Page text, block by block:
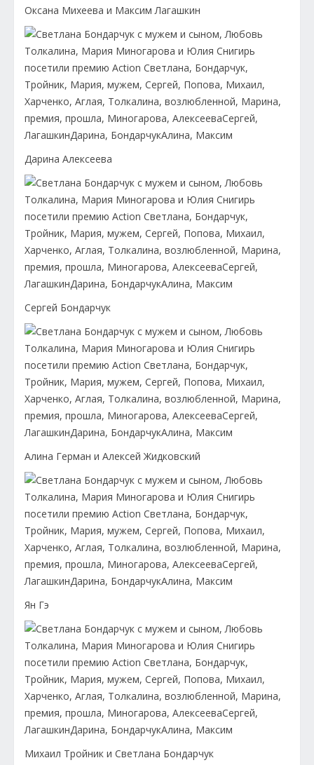
Оксана Михеева и Максим Лагашкин
Дарина Алексеева
Сергей Бондарчук
Алина Герман и Алексей Жидковский
Ян Гэ
Михаил Тройник и Светлана Бондарчук